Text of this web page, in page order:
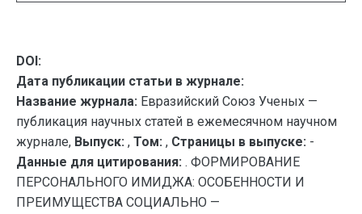
DOI:
Дата публикации статьи в журнале:
Название журнала: Евразийский Союз Ученых —
публикация научных статей в ежемесячном научном
журнале, Выпуск: , Том: , Страницы в выпуске: -
Данные для цитирования: . ФОРМИРОВАНИЕ
ПЕРСОНАЛЬНОГО ИМИДЖА: ОСОБЕННОСТИ И
ПРЕИМУЩЕСТВА СОЦИАЛЬНО —